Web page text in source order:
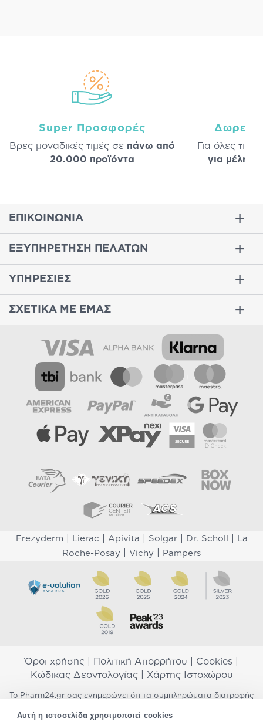
Αυτή η ιστοσελίδα χρησιμοποιεί cookies
Super Προσφορές
Βρες μοναδικές τιμές σε πάνω από
20.000 προϊόντα
Δωρεάν
Για όλες τις
για μέλη
ΕΠΙΚΟΙΝΩΝΙΑ
ΕΞΥΠΗΡΕΤΗΣΗ ΠΕΛΑΤΩΝ
ΥΠΗΡΕΣΙΕΣ
ΣΧΕΤΙΚΑ ΜΕ ΕΜΑΣ
Frezyderm Lierac Apivita Solgar| Dr. Scholl
La
Roche-Posay
Vichy Pampers
Όροι χρήσης Πολιτική Απορρήτου Cookies
Κώδικας Δεοντολογίας| Χάρτης Ιστοχώρου
Το Pharm24.gr σας ενημερώνει ότι τα συμπληρώματα διατροφής
προορίζονται για την πρόληψη, αγωγή ή θεραπεία ανθρώπινης